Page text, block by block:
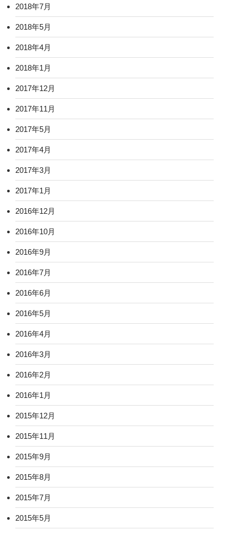
2018年7月
2018年5月
2018年4月
2018年1月
2017年12月
2017年11月
2017年5月
2017年4月
2017年3月
2017年1月
2016年12月
2016年10月
2016年9月
2016年7月
2016年6月
2016年5月
2016年4月
2016年3月
2016年2月
2016年1月
2015年12月
2015年11月
2015年9月
2015年8月
2015年7月
2015年5月